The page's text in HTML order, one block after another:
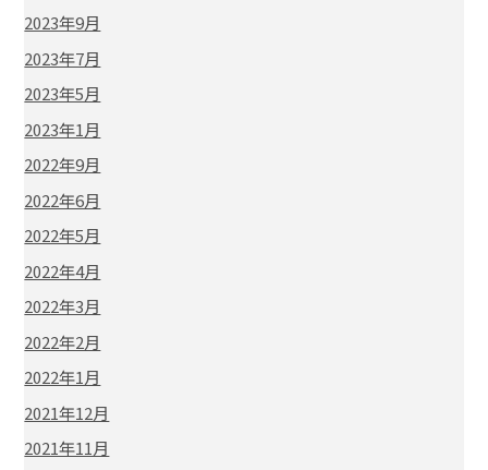
2023年9月
2023年7月
2023年5月
2023年1月
2022年9月
2022年6月
2022年5月
2022年4月
2022年3月
2022年2月
2022年1月
2021年12月
2021年11月